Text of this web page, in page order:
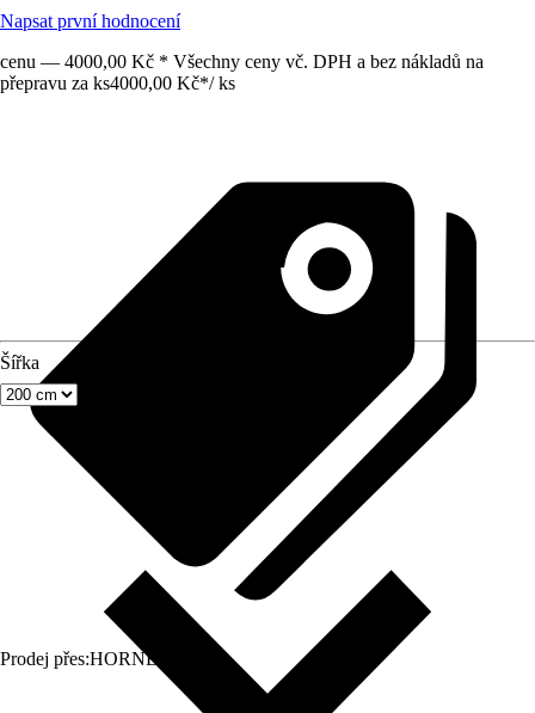
Napsat první hodnocení
cenu — 4000,00 Kč * Všechny ceny vč. DPH a bez nákladů na
přepravu za ks4000,00 Kč*/ ks
Prodej přes:HORNBACH
Šířka